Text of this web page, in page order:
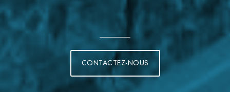
CONTACTEZ-NOUS